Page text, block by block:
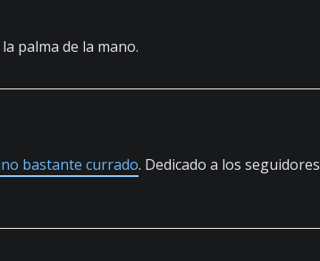
palma de la mano.
bastante currado. Dedicado a los seguidores